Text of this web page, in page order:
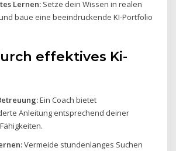
Lernen:Setze dein Wissen in realen
baue eine beeindruckende KI-Portfolio
effektives Ki-
Ein Coach bietet
Anleitung entsprechend deiner
Vermeide stundenlanges Suchen